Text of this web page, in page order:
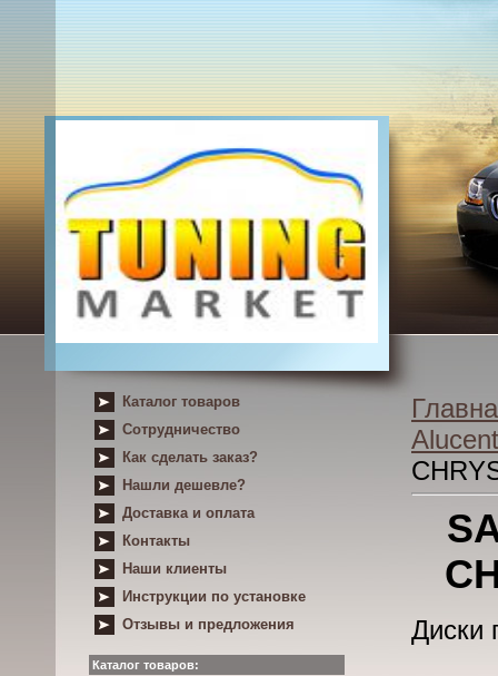
Каталог товаров
Сотрудничество
Как сделать заказ?
Нашли дешевле?
Доставка и оплата
Контакты
Наши клиенты
Инструкции по установке
Отзывы и предложения
Каталог товаров:
Диски